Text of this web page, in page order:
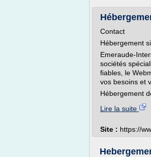
Contact
Hébergement
Emeraude-
sociétés
fiables, le
vos besoins et
Hébergement
Lire la suite
Site : https://